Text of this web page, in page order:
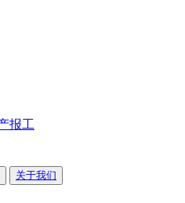
报工
关于我们